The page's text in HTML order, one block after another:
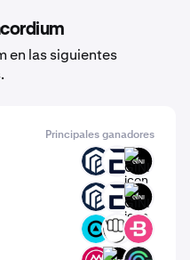
en las siguientes
Principales ganadores
PAW EVR GINI
PAW EVR GINI
ZBT YEC BCN